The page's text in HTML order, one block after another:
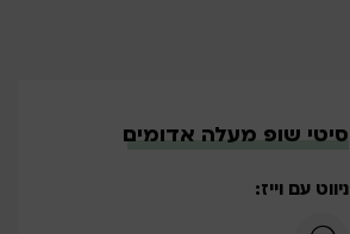
סיטי שופ מעלה אדומים
ניווט עם וייז: